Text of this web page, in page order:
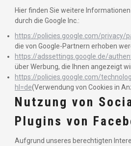
Hier finden Sie weitere
durch die Google Inc.:
https://policies.google.com/privacy/
die von Google-Partnern erhoben
https://adssettings.google.de/
über Werbung, die Ihnen angezeigt
https://policies.google.com/
hl=de(Verwendung von Cookies in
Nutzung von
Plugins von
Aufgrund unseres berechtigten